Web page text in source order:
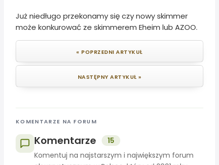
Już niedługo przekonamy się czy nowy skimmer
może konkurować ze skimmerem Eheim lub AZOO.
« POPRZEDNI ARTYKUŁ
NASTĘPNY ARTYKUŁ »
KOMENTARZE NA FORUM
Komentarze
15
Komentuj na najstarszym i największym forum